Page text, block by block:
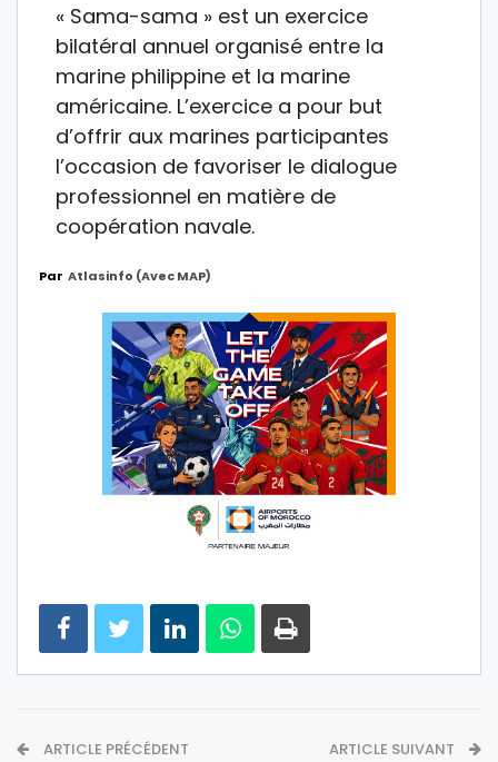
« Sama-sama » est un exercice
bilatéral annuel organisé entre la
marine philippine et la marine
américaine. L’exercice a pour but
d’offrir aux marines participantes
l’occasion de favoriser le dialogue
professionnel en matière de
coopération navale.
Par Atlasinfo (avec MAP)
ARTICLE PRÉCÉDENT ARTICLE SUIVANT